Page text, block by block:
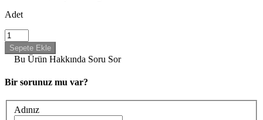
Adet
Bu Ürün Hakkında Soru Sor
Bir sorunuz mu var?
Adınız